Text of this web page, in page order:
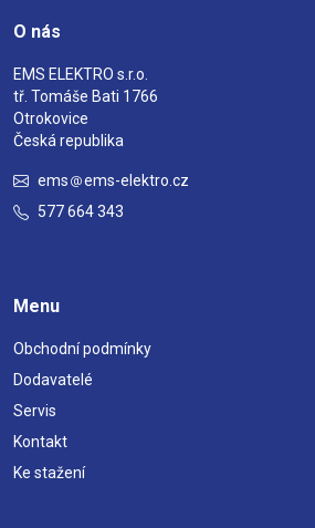
O nás
EMS ELEKTRO s.r.o.
tř. Tomáše Bati 1766
Otrokovice
Česká republika
ems
ems-elektro.cz
577 664 343
Menu
Obchodní podmínky
Dodavatelé
Servis
Kontakt
Ke stažení